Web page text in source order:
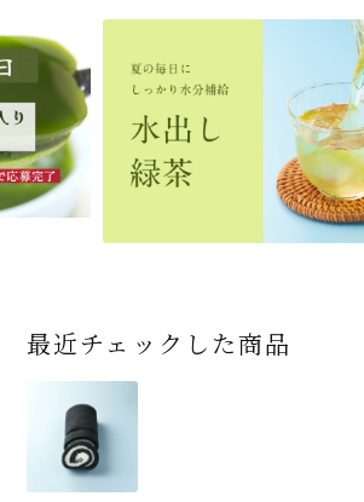
宇治抹茶だいふく 和
三盆仕立て 6個入
2,592 (税込)
お茶屋の京都 宇治抹
1,743 (税込)
商品一覧はこちら
緑茶ティーパック（セ
ンパックシリーズ） 5g
×50袋
864 (税込)
ありがとう メッセージ
付き緑茶ティーバッグ
410 (税込)
商品一覧はこちら
宇治抹茶そば3袋・そ
ばつゆ6袋（6人前）セ
ット 化粧箱（カート
ン/ギフトボックス）
3,032 (税込)
宇治抹茶そば２袋・そ
2,278 (税込)
商品一覧はこちら
老舗茶舗の宇治抹茶
かすていらと宇治冠煎
茶の詰合せ
4,112 (税込)
宇治抹茶焼き菓子詰
4,511 (税込)
商品一覧はこちら
茶道具 帛紗 ふくさ 無
地 正絹帛紗 7匁(もん
め) (朱・赤・紫) (ポス
ト便対応可)
4,730 (税込)
茶道具 扇子（せんす）
扇子 利休百首 白竹 6
1,716 (税込)
商品一覧はこちら
最近チェックした商品